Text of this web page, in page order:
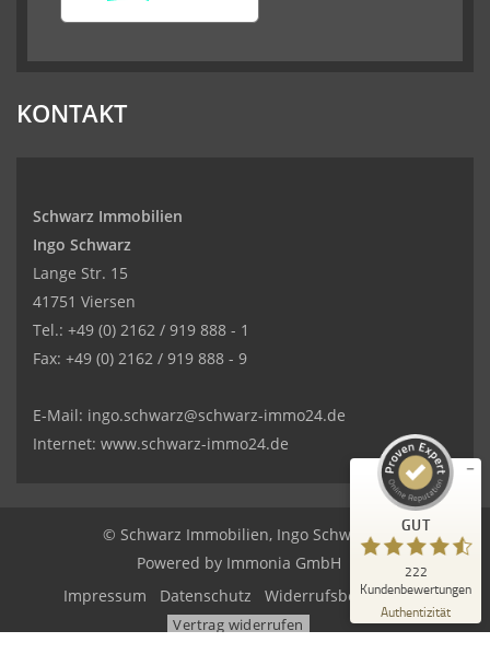
KONTAKT
Schwarz Immobilien
Ingo Schwarz
Lange Str. 15
41751 Viersen
Tel.: +49 (0) 2162 / 919 888 - 1
Fax: +49 (0) 2162 / 919 888 - 9
E-Mail: ingo.schwarz@schwarz-immo24.de
Internet: www.schwarz-immo24.de
© Schwarz Immobilien, Ingo Schwarz
Powered by Immonia GmbH
Impressum
Datenschutz Widerrufsbelehrung
Vertrag widerrufen
GUT
222
Kundenbewertungen
Authentizität
SCHWARZ Immobilien Ingo Schwarz
ProvenExpert.com
4,31
/
5,00
8
Bewertungen auf
ProvenExpert.com
anderen Quellen
Blick aufs ProvenExpert-Profil werfen
02.07.2026